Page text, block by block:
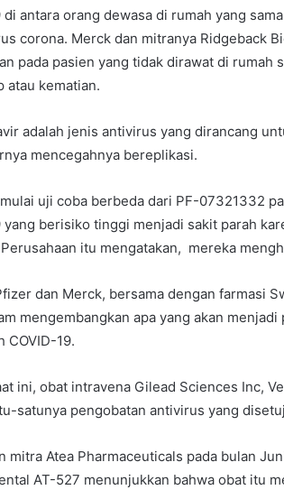
di antara orang dewasa di rumah yang
corona. Merck dan mitranya Ridgeback
pada pasien yang tidak dirawat di
atau kematian.
adalah jenis antivirus yang dirancang
mencegahnya bereplikasi.
uji coba berbeda dari PF-07321332
yang berisiko tinggi menjadi sakit parah
itu mengatakan, mereka
dan Merck, bersama dengan farmasi
mengembangkan apa yang akan
COVID-19.
ini, obat intravena Gilead Sciences Inc,
satunya pengobatan antivirus yang
mitra Atea Pharmaceuticals pada bulan
AT-527 menunjukkan bahwa obat itu